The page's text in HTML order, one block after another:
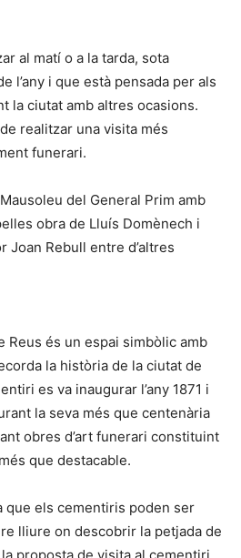
al matí o a la tarda, sota
l’any i que està pensada per als
la ciutat amb altres ocasions.
realitzar una visita més
funerari.
del General Prim amb
obra de Lluís Domènech i
Joan Rebull entre d’altres
Reus és un espai simbòlic amb
la història de la ciutat de
es va inaugurar l’any 1871 i
la seva més que centenària
obres d’art funerari constituint
que destacable.
que els cementiris poden ser
lliure on descobrir la petjada de